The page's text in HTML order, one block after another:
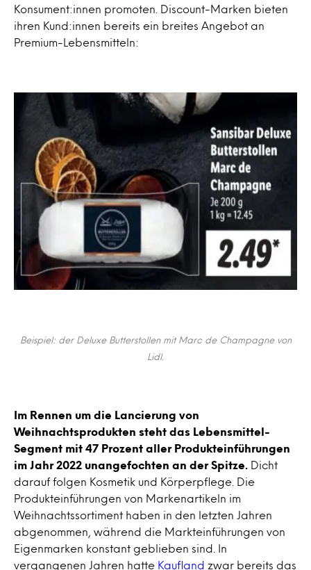
Konsument:innen promoten. Discount-Marken bieten
ihren Kund:innen bereits ein breites Angebot an
Premium-Lebensmitteln:
Beispiel: der Deluxe Butterstollen mit Marc de Champagne von
Lidl.
Im Rennen um die Lancierung von
Weihnachtsprodukten steht das Lebensmittel-
Segment mit 47 Prozent aller Produkteinführungen
im Jahr 2022 unangefochten an der Spitze.
Dicht
darauf folgen Kosmetik und Körperpflege. Die
Produkteinführungen von Markenartikeln im
Weihnachtssortiment haben in den letzten Jahren
abgenommen, während die Markteinführungen von
Eigenmarken konstant geblieben sind. In
vergangenen Jahren hatte Kaufland zwar bereits das